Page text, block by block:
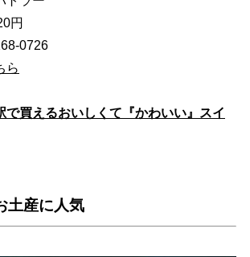
円
0726
ら
で買えるおいしくて『かわいい』スイ
土産に人気